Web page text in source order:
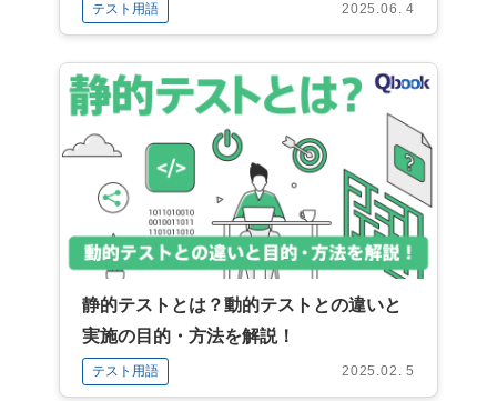
テスト用語 2025.06. 4
静的テストとは？動的テストとの違いと
実施の目的・方法を解説！
テスト用語 2025.02. 5